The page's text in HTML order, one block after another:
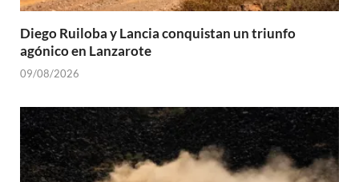
Diego Ruiloba y Lancia conquistan un triunfo
agónico en Lanzarote
09/08/2026